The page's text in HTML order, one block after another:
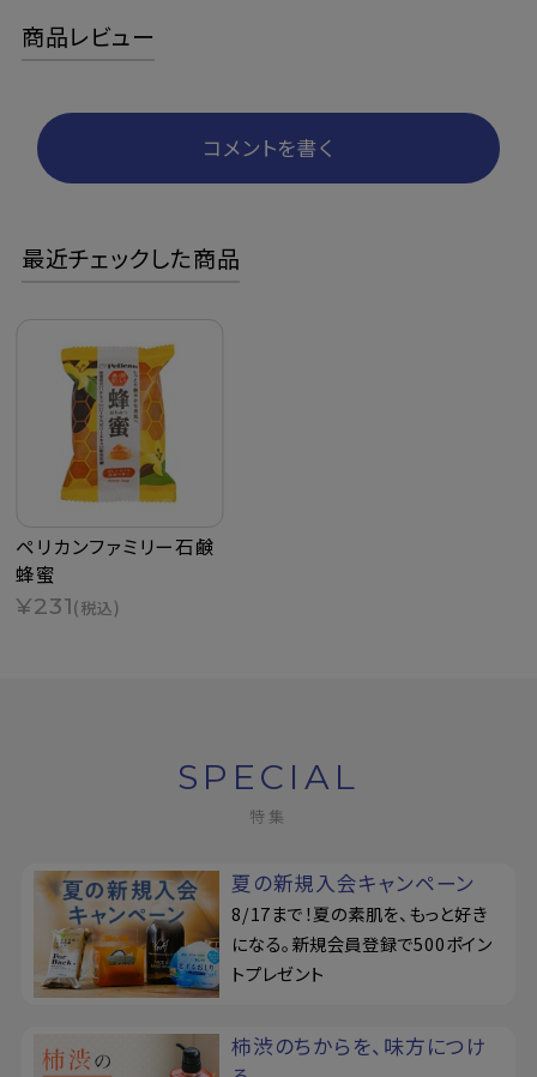
商品レビュー
コメントを書く
最近チェックした商品
ペリカンファミリー石鹸
蜂蜜
¥231(税込)
SPECIAL
特集
夏の新規入会キャンペーン
8/17まで！夏の素肌を、もっと好き
になる。新規会員登録で500ポイン
トプレゼント
柿渋のちからを、味方につけ